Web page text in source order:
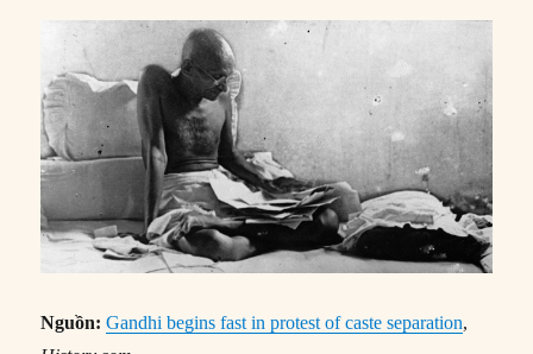
Nguồn: Gandhi begins fast in protest of caste separation,